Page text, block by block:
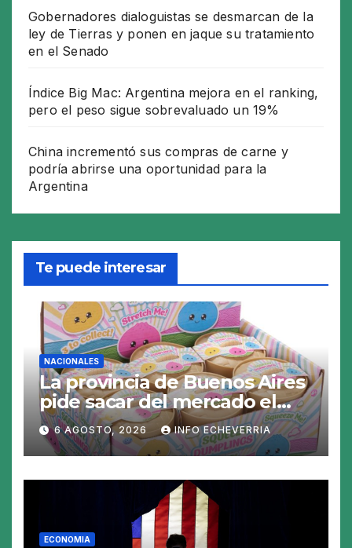
Gobernadores dialoguistas se desmarcan de la
ley de Tierras y ponen en jaque su tratamiento
en el Senado
Índice Big Mac: Argentina mejora en el ranking,
pero el peso sigue sobrevaluado un 19%
China incrementó sus compras de carne y
podría abrirse una oportunidad para la
Argentina
Te puede interesar
NACIONALES
La provincia de Buenos Aires
pide sacar del mercado el
«Squeezy Dumpling», un
juguete «tóxico»
6 AGOSTO, 2026 INFO ECHEVERRIA
ECONOMIA